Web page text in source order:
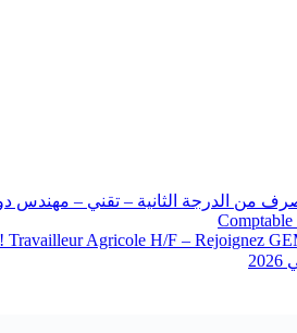
من الدرجة الثانية – تقني – مهندس دولة
Travailleur Agricole H/F – Rejoignez